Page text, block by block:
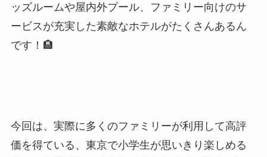
ッズルームや屋内外プール、ファミリー向けのサ
ービスが充実した素敵なホテルがたくさんあるん
です！🏨
今回は、実際に多くのファミリーが利用して高評
価を得ている、東京で小学生が思いきり楽しめる